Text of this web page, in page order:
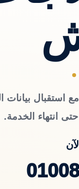
استقبال بيانات
انتهاء الخدمة.